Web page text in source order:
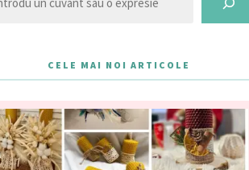
CELE MAI NOI ARTICOLE